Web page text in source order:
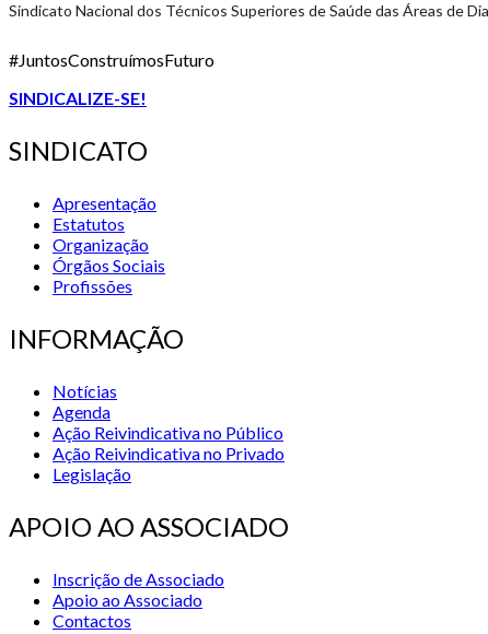
Sindicato Nacional dos Técnicos Superiores de Saúde das Áreas de
#JuntosConstruímosFuturo
SINDICALIZE-SE!
SINDICATO
Apresentação
Estatutos
Organização
Órgãos Sociais
Profissões
INFORMAÇÃO
Notícias
Agenda
Ação Reivindicativa no Público
Ação Reivindicativa no Privado
Legislação
APOIO AO ASSOCIADO
Inscrição de Associado
Apoio ao Associado
Contactos